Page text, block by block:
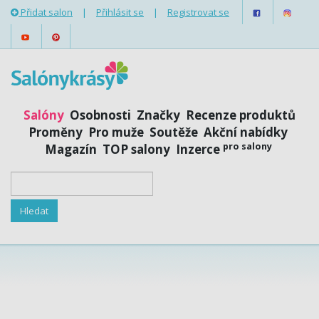
Přidat salon | Přihlásit se | Registrovat se
Salóny Osobnosti Značky Recenze produktů
Proměny Pro muže Soutěže Akční nabídky
Magazín TOP salony Inzerce pro salony